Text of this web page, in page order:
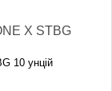
10 унцій